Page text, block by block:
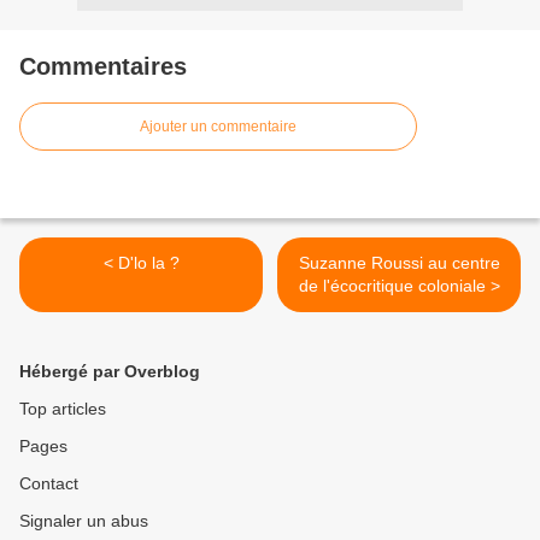
Commentaires
Ajouter un commentaire
< D'lo la ?
Suzanne Roussi au centre
de l'écocritique coloniale >
Hébergé par Overblog
Top articles
Pages
Contact
Signaler un abus